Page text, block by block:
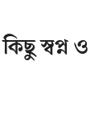
স্বপ্ন ও